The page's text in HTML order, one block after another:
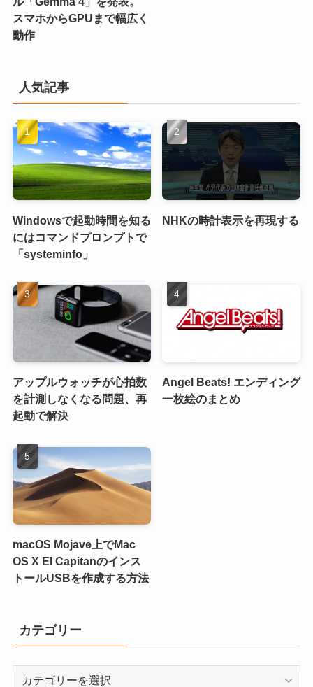
スマホからGPUまで幅広く
動作
人気記事
Windowsで起動時間を知る
にはコマンドプロンプトで
「systeminfo」
NHKの時計表示を再現する
アップルウォッチが心拍数
を計測しなくなる問題、再
起動で解決
Angel Beats! エンディング
一枚絵のまとめ
macOS Mojave上でMac
OS X El Capitanのインス
トールUSBを作成する方法
カテゴリー